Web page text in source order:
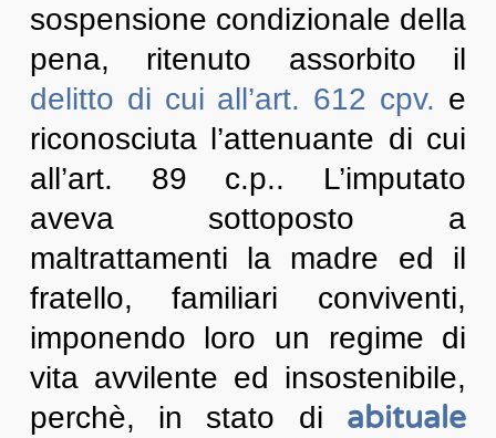
sospensione condizionale della
pena, ritenuto assorbito il
delitto di cui all’art. 612 cpv. e
riconosciuta l’attenuante di cui
all’art. 89 c.p.. L’imputato
aveva sottoposto a
maltrattamenti la madre ed il
fratello, familiari conviventi,
imponendo loro un regime di
vita avvilente ed insostenibile,
perchè, in stato di abituale